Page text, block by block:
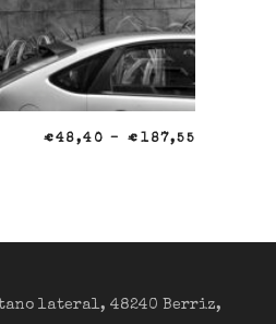
OPCIONES
€48,40 –€ 187,55
lateral, 48240 Berriz,